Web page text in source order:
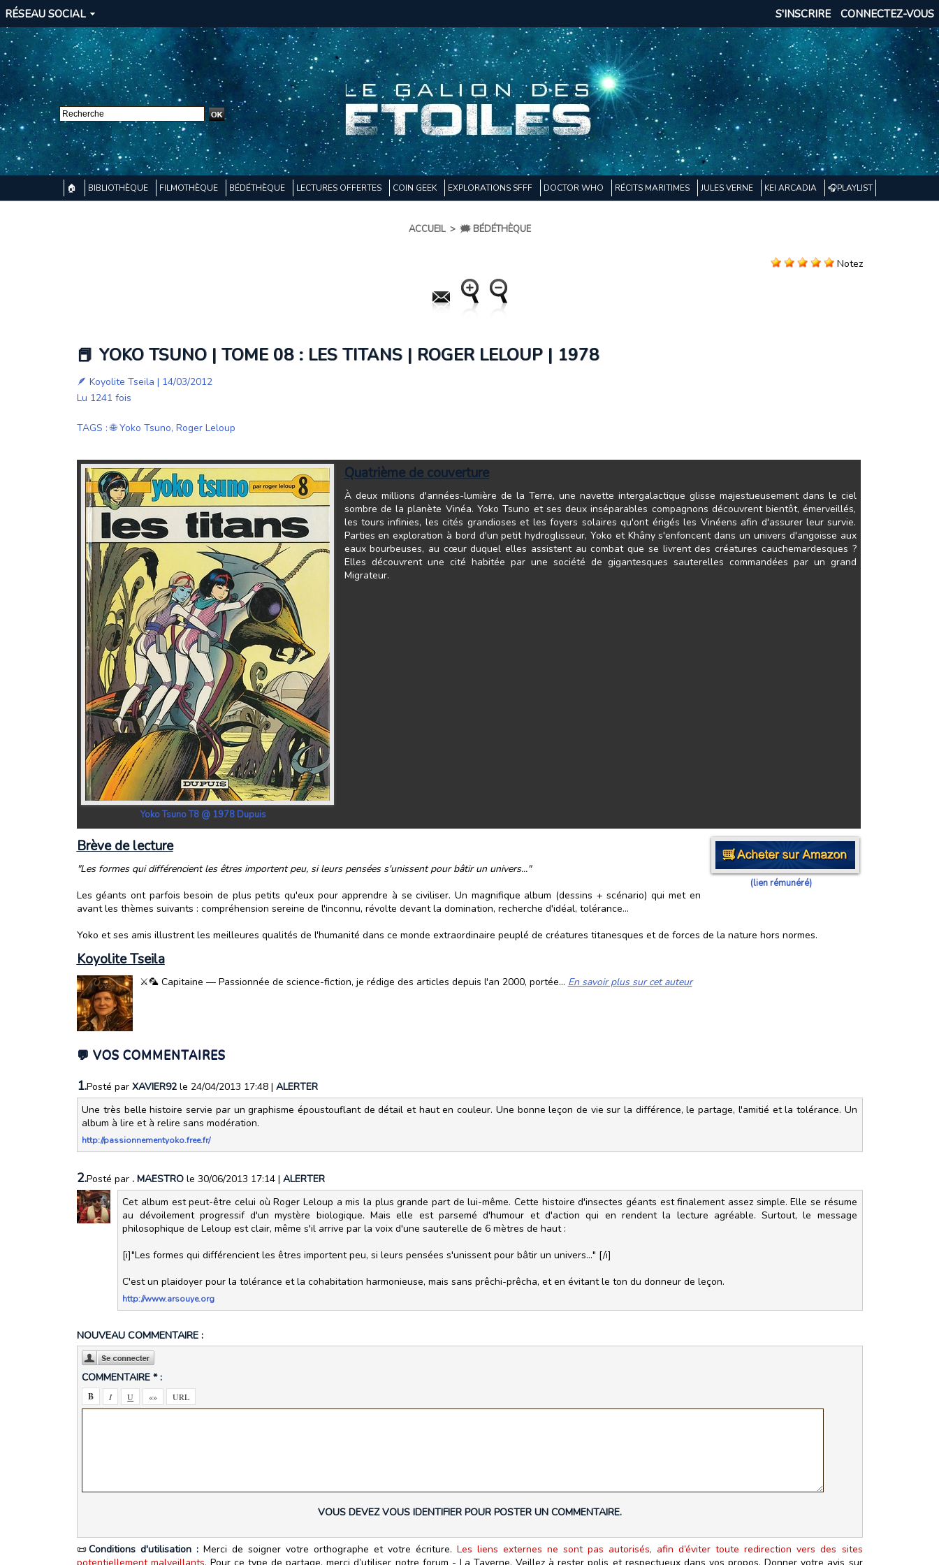
RÉSEAU SOCIAL CONNECTEZ-VOUS
S'INSCRIRE
🏠 BIBLIOTHÈQUE FILMOTHÈQUE BÉDÉTHÈQUE LECTURES OFFERTES COIN GEEK EXPLORATIONS SFFF DOCTOR WHO RÉCITS MARITIMES JULES VERNE KEI ARCADIA 🎧PLAYLIST
ACCUEIL > 🗯️ BÉDÉTHÈQUE
Notez
📕 YOKO TSUNO | TOME 08 : LES TITANS | ROGER LELOUP | 1978
🪶 Koyolite Tseila | 14/03/2012
Lu 1241 fois
TAGS :🌐 Yoko Tsuno, Roger Leloup
Yoko Tsuno T8 @ 1978 Dupuis
Quatrième de couverture
À deux millions d'années-lumière de la Terre, une navette intergalactique glisse majestueusement dans le ciel
sombre de la planète Vinéa. Yoko Tsuno et ses deux inséparables compagnons découvrent bientôt, émerveillés,
les tours infinies, les cités grandioses et les foyers solaires qu'ont érigés les Vinéens afin d'assurer leur survie.
Parties en exploration à bord d'un petit hydroglisseur, Yoko et Khâny s'enfoncent dans un univers d'angoisse aux
eaux bourbeuses, au cœur duquel elles assistent au combat que se livrent des créatures cauchemardesques ?
Elles découvrent une cité habitée par une société de gigantesques sauterelles commandées par un grand
Migrateur.
(lien rémunéré)
Brève de lecture
"Les formes qui différencient les êtres importent peu, si leurs pensées s'unissent pour bâtir un univers..."
Les géants ont parfois besoin de plus petits qu'eux pour apprendre à se civiliser. Un magnifique album (dessins + scénario) qui met en
avant les thèmes suivants : compréhension sereine de l'inconnu, révolte devant la domination, recherche d'idéal, tolérance...
Yoko et ses amis illustrent les meilleures qualités de l'humanité dans ce monde extraordinaire peuplé de créatures titanesques et de forces de la nature hors normes.
Koyolite Tseila
⚔️🦜 Capitaine — Passionnée de science-fiction, je rédige des articles depuis l'an 2000, portée... En savoir plus sur cet auteur
💬 VOS COMMENTAIRES
1.Posté par XAVIER92 le 24/04/2013 17:48 | ALERTER
Une très belle histoire servie par un graphisme époustouflant de détail et haut en couleur. Une bonne leçon de vie sur la différence, le partage, l'amitié et la tolérance. Un
album à lire et à relire sans modération.
http://passionnementyoko.free.fr/
2.Posté par . MAESTRO le 30/06/2013 17:14 | ALERTER
Cet album est peut-être celui où Roger Leloup a mis la plus grande part de lui-même. Cette histoire d'insectes géants est finalement assez simple. Elle se résume
au dévoilement progressif d'un mystère biologique. Mais elle est parsemé d'humour et d'action qui en rendent la lecture agréable. Surtout, le message
philosophique de Leloup est clair, même s'il arrive par la voix d'une sauterelle de 6 mètres de haut :
[i]"Les formes qui différencient les êtres importent peu, si leurs pensées s'unissent pour bâtir un univers..." [/i]
C'est un plaidoyer pour la tolérance et la cohabitation harmonieuse, mais sans prêchi-prêcha, et en évitant le ton du donneur de leçon.
http://www.arsouye.org
NOUVEAU COMMENTAIRE :
COMMENTAIRE * :
VOUS DEVEZ VOUS IDENTIFIER POUR POSTER UN COMMENTAIRE.
📜Conditions d'utilisation :Merci de soigner votre orthographe et votre écriture.Les liens externes ne sont pas autorisés, afin d’éviter toute redirection vers des sites